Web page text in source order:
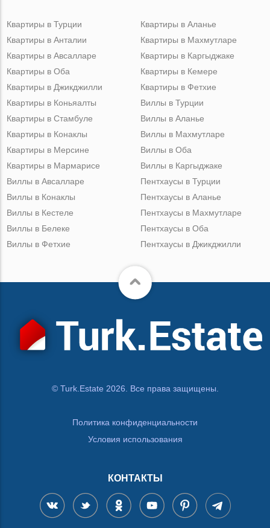
Квартиры в Турции
Квартиры в Анталии
Квартиры в Авсалларе
Квартиры в Оба
Квартиры в Джикджилли
Квартиры в Аланье
Квартиры в Махмутларе
Квартиры в Каргыджаке
Квартиры в Кемере
Квартиры в Фетхие
Квартиры в Коньяалты
Квартиры в Стамбуле
Квартиры в Конаклы
Квартиры в Мерсине
Квартиры в Мармарисе
Виллы в Турции
Виллы в Аланье
Виллы в Махмутларе
Виллы в Оба
Виллы в Каргыджаке
Виллы в Авсалларе
Виллы в Конаклы
Виллы в Кестеле
Виллы в Белеке
Виллы в Фетхие
Пентхаусы в Турции
Пентхаусы в Аланье
Пентхаусы в Махмутларе
Пентхаусы в Оба
Пентхаусы в Джикджилли
© Turk.Estate 2026. Все права защищены.
Политика конфиденциальности
Условия использования
КОНТАКТЫ